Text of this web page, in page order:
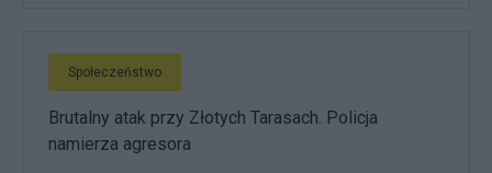
Społeczeństwo
Brutalny atak przy Złotych Tarasach. Policja
namierza agresora